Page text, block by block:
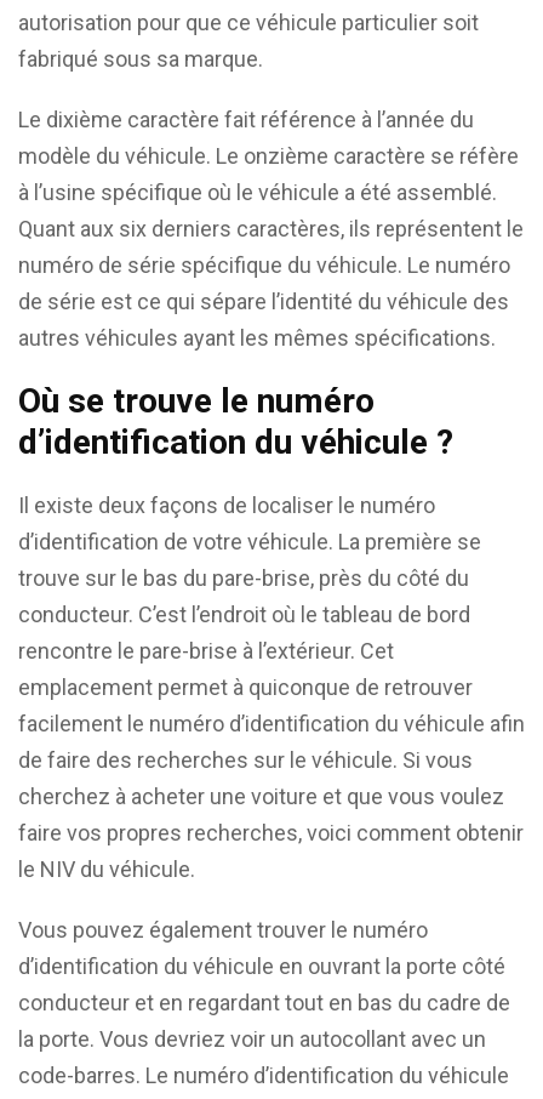
autorisation pour que ce véhicule particulier soit
fabriqué sous sa marque.
Le dixième caractère fait référence à l’année du
modèle du véhicule. Le onzième caractère se réfère
à l’usine spécifique où le véhicule a été assemblé.
Quant aux six derniers caractères, ils représentent le
numéro de série spécifique du véhicule. Le numéro
de série est ce qui sépare l’identité du véhicule des
autres véhicules ayant les mêmes spécifications.
Où se trouve le numéro
d’identification du véhicule ?
Il existe deux façons de localiser le numéro
d’identification de votre véhicule. La première se
trouve sur le bas du pare-brise, près du côté du
conducteur. C’est l’endroit où le tableau de bord
rencontre le pare-brise à l’extérieur. Cet
emplacement permet à quiconque de retrouver
facilement le numéro d’identification du véhicule afin
de faire des recherches sur le véhicule. Si vous
cherchez à acheter une voiture et que vous voulez
faire vos propres recherches, voici comment obtenir
le NIV du véhicule.
Vous pouvez également trouver le numéro
d’identification du véhicule en ouvrant la porte côté
conducteur et en regardant tout en bas du cadre de
la porte. Vous devriez voir un autocollant avec un
code-barres. Le numéro d’identification du véhicule